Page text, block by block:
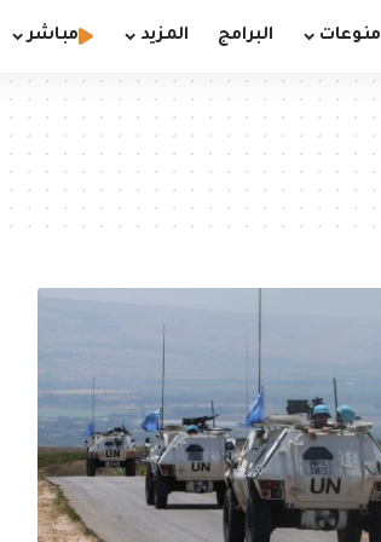
منوعات البرامج المزيد مباشر